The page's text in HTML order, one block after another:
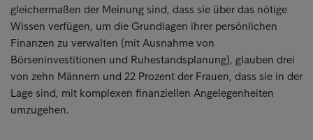
gleichermaßen der Meinung sind, dass sie über das nötige
Wissen verfügen, um die Grundlagen ihrer persönlichen
Finanzen zu verwalten (mit Ausnahme von
Börseninvestitionen und Ruhestandsplanung), glauben drei
von zehn Männern und 22 Prozent der Frauen, dass sie in der
Lage sind, mit komplexen finanziellen Angelegenheiten
umzugehen.